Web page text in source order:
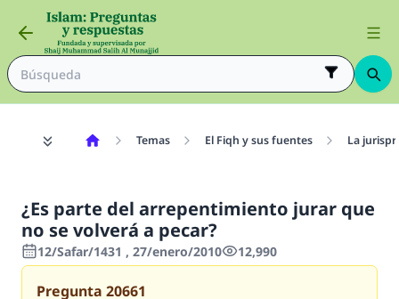
Temas El Fiqh y sus fuentes La
¿Es parte del arrepentimiento jurar que
no se volverá a pecar?
12/Safar/1431 , 27/enero/2010 12,990
Pregunta 20661